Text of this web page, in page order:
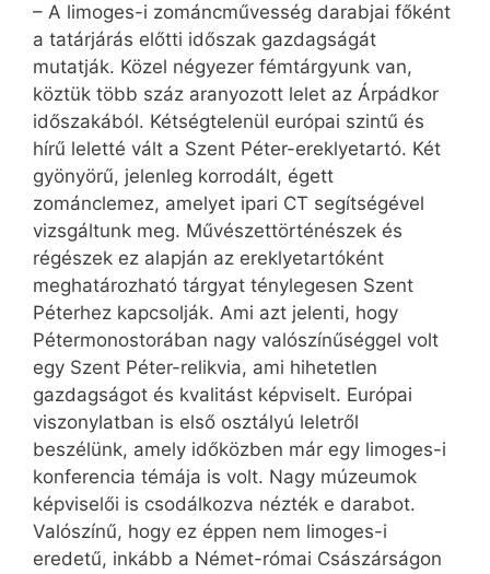
– A limoges-i zománcművesség darabjai főként
a tatárjárás előtti időszak gazdagságát
mutatják. Közel négyezer fémtárgyunk van,
köztük több száz aranyozott lelet az Árpádkor
időszakából. Kétségtelenül európai szintű és
hírű leletté vált a Szent Péter-ereklyetartó. Két
gyönyörű, jelenleg korrodált, égett
zománclemez, amelyet ipari CT segítségével
vizsgáltunk meg. Művészettörténészek és
régészek ez alapján az ereklyetartóként
meghatározható tárgyat ténylegesen Szent
Péterhez kapcsolják. Ami azt jelenti, hogy
Pétermonostorában nagy valószínűséggel volt
egy Szent Péter-relikvia, ami hihetetlen
gazdagságot és kvalitást képviselt. Európai
viszonylatban is első osztályú leletről
beszélünk, amely időközben már egy limoges-i
konferencia témája is volt. Nagy múzeumok
képviselői is csodálkozva nézték e darabot.
Valószínű, hogy ez éppen nem limoges-i
eredetű, inkább a Német-római Császárságon